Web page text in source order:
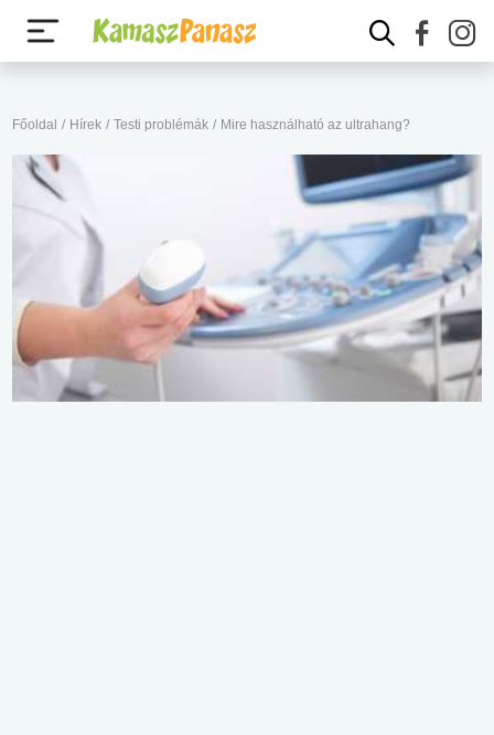
Főoldal / Hírek / Testi problémák / Mire használható az ultrahang?